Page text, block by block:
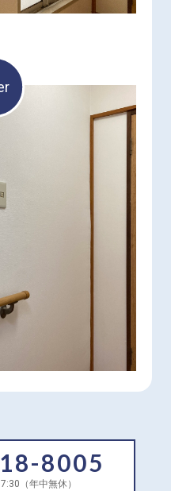
8005
（年中無休）